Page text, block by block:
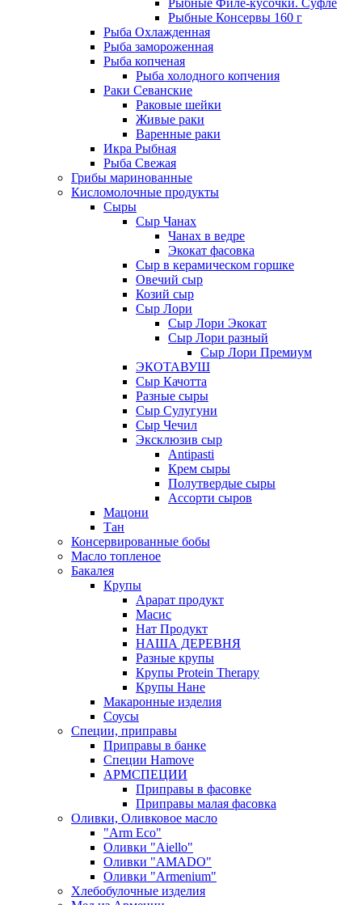
Рыбные Филе-кусочки. Суфле
Рыбные Консервы 160 г
Рыба Охлажденная
Рыба замороженная
Рыба копченая
Рыба холодного копчения
Раки Севанские
Раковые шейки
Живые раки
Варенные раки
Икра Рыбная
Рыба Свежая
Грибы маринованные
Кисломолочные продукты
Сыры
Сыр Чанах
Чанах в ведре
Экокат фасовка
Сыр в керамическом горшке
Овечий сыр
Козий сыр
Сыр Лори
Сыр Лори Экокат
Сыр Лори разный
Сыр Лори Премиум
ЭКОТАВУШ
Сыр Качотта
Разные сыры
Сыр Сулугуни
Сыр Чечил
Эксклюзив сыр
Antipasti
Крем сыры
Полутвердые сыры
Ассорти сыров
Мацони
Тан
Консервированные бобы
Масло топленое
Бакалея
Крупы
Арарат продукт
Масис
Нат Продукт
НАША ДЕРЕВНЯ
Разные крупы
Крупы Protein Therapy
Крупы Нане
Макаронные изделия
Соусы
Специи, приправы
Приправы в банке
Специи Hamove
АРМСПЕЦИИ
Приправы в фасовке
Приправы малая фасовка
Оливки, Оливковое масло
"Arm Eco"
Оливки "Aiello"
Оливки "AMADO"
Оливки "Armenium"
Хлебобулочные изделия